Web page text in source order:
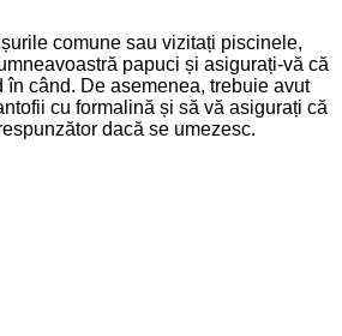
comune sau vizitați piscinele,
papuci și asigurați-vă că
când. De asemenea, trebuie avut
cu formalină și să vă asigurați că
dacă se umezesc.